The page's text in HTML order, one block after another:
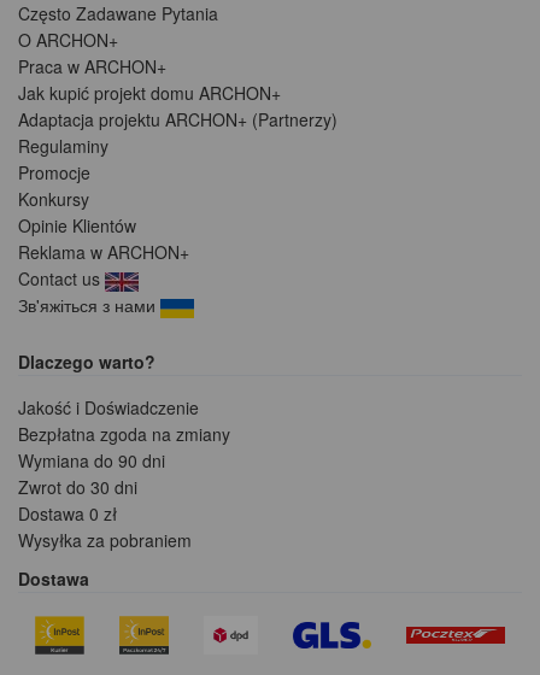
Często Zadawane Pytania
O ARCHON+
Praca w ARCHON+
Jak kupić projekt domu ARCHON+
Adaptacja projektu ARCHON+ (Partnerzy)
Regulaminy
Promocje
Konkursy
Opinie Klientów
Reklama w ARCHON+
Contact us
Зв'яжіться з нами
Dlaczego warto?
Jakość i Doświadczenie
Bezpłatna zgoda na zmiany
Wymiana do 90 dni
Zwrot do 30 dni
Dostawa 0 zł
Wysyłka za pobraniem
Dostawa